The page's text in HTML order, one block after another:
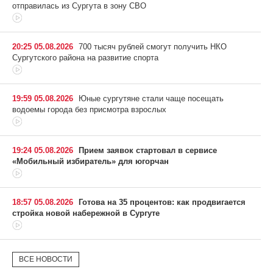
отправилась из Сургута в зону СВО
20:25 05.08.2026 700 тысяч рублей смогут получить НКО
Сургутского района на развитие спорта
19:59 05.08.2026
Юные сургутяне стали чаще посещать
водоемы города без присмотра взрослых
19:24 05.08.2026 Прием заявок стартовал в сервисе
«Мобильный избиратель» для югорчан
18:57 05.08.2026 Готова на 35 процентов: как продвигается
стройка новой набережной в Сургуте
ВСЕ НОВОСТИ